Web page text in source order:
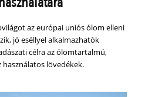
az európai uniós ólom elleni
jó eséllyel alkalmazhatók
célra az ólomtartalmú,
lövedékek.